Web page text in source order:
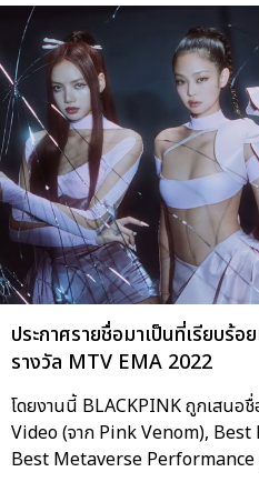
ประกาศรายชื่อมาเป็นที่เรียบร้
รางวัล MTV EMA 2022
โดยงานนี้ BLACKPINK ถูกเสนอ
Video (จาก Pink Venom), Best
Best Metaverse